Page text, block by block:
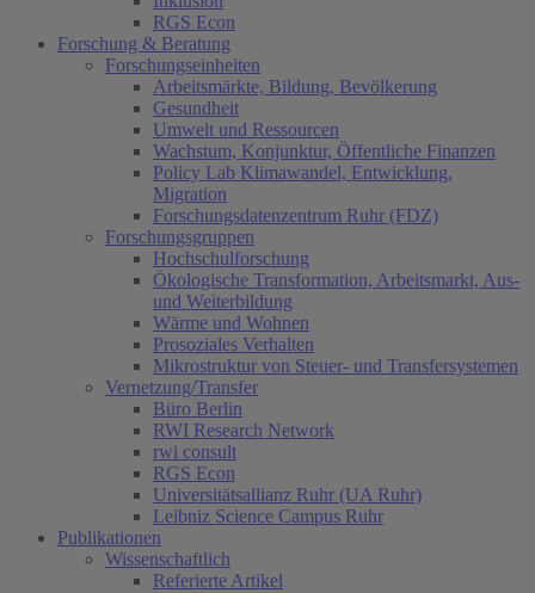
RGS Econ
Forschung & Beratung
Forschungseinheiten
Arbeitsmärkte, Bildung, Bevölkerung
Gesundheit
Umwelt und Ressourcen
Wachstum, Konjunktur, Öffentliche Finanzen
Policy Lab Klimawandel, Entwicklung,
Migration
Forschungsdatenzentrum Ruhr (FDZ)
Forschungsgruppen
Hochschulforschung
Ökologische Transformation, Arbeitsmarkt, Aus-
und Weiterbildung
Wärme und Wohnen
Prosoziales Verhalten
Mikrostruktur von Steuer- und Transfersystemen
Vernetzung/Transfer
Büro Berlin
RWI Research Network
rwi consult
RGS Econ
Universitätsallianz Ruhr (UA Ruhr)
Leibniz Science Campus Ruhr
Publikationen
Wissenschaftlich
Referierte Artikel